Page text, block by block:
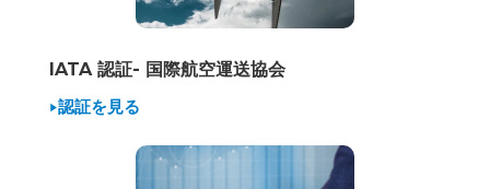
IATA 認証- 国際航空運送協会
認証を見る